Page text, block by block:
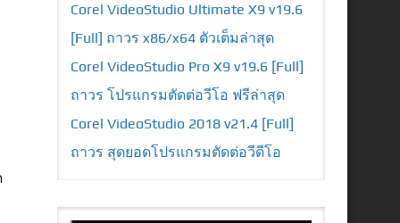
Corel VideoStudio Ultimate X9 v19.6
[Full] ถาวร x86/x64 ตัวเต็มล่าสุด
Corel VideoStudio Pro X9 v19.6 [Full]
ถาวร โปรแกรมตัดต่อวีโอ ฟรีล่าสุด
Corel VideoStudio 2018 v21.4 [Full]
ถาวร สุดยอดโปรแกรมตัดต่อวีดีโอ